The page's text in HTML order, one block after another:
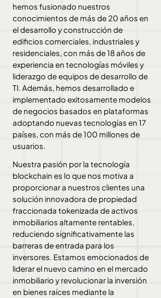
hemos fusionado nuestros
conocimientos de más de 20 años en
el desarrollo y construcción de
edificios comerciales, industriales y
residenciales, con más de 18 años de
experiencia en tecnologías móviles y
liderazgo de equipos de desarrollo de
TI. Además, hemos desarrollado e
implementado exitosamente modelos
de negocios basados en plataformas
adoptando nuevas tecnologías en 17
países, con más de 100 millones de
usuarios.
Nuestra pasión por la tecnología
blockchain es lo que nos motiva a
proporcionar a nuestros clientes una
solución innovadora de propiedad
fraccionada tokenizada de activos
inmobiliarios altamente rentables,
reduciendo significativamente las
barreras de entrada para los
inversores. Estamos emocionados de
liderar el nuevo camino en el mercado
inmobiliario y revolucionar la inversión
en bienes raíces mediante la